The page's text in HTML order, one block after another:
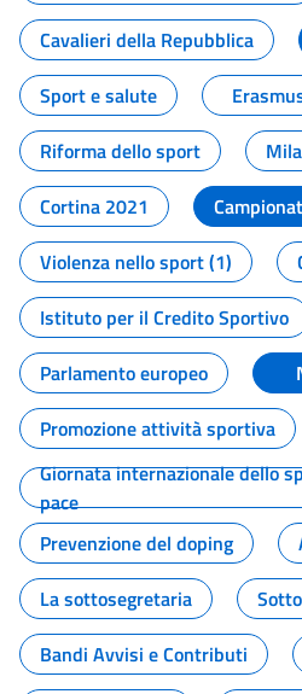
Cavalieri della Repubblica
Sport e salute
Riforma dello sport
Cortina 2021
Violenza nello sport (1)
Istituto per il Credito Sportivo
Parlamento europeo
Promozione attività sportiva
Giornata internazionale dello
pace
Prevenzione del doping
La sottosegretaria
Bandi Avvisi e Contributi